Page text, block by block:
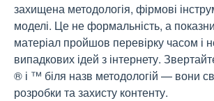
захищена методологія, фірмові
моделі. Це не формальність, а
матеріал пройшов перевірку часом і
випадкових ідей з інтернету.
® і ™ біля назв методологій — вони
розробки та захисту контенту.